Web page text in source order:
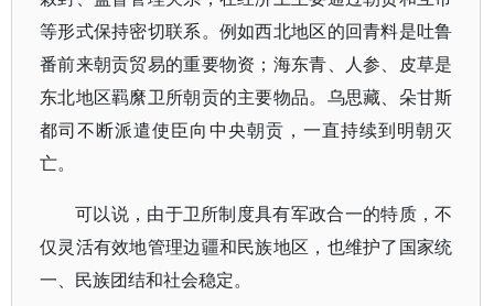
等形式保持密切联系。例如西北地区的回青料是吐鲁
番前来朝贡贸易的重要物资；海东青、人参、皮草是
东北地区羁縻卫所朝贡的主要物品。乌思藏、朵甘斯
都司不断派遣使臣向中央朝贡，一直持续到明朝灭
亡。
可以说，由于卫所制度具有军政合一的特质，不
仅灵活有效地管理边疆和民族地区，也维护了国家统
一、民族团结和社会稳定。